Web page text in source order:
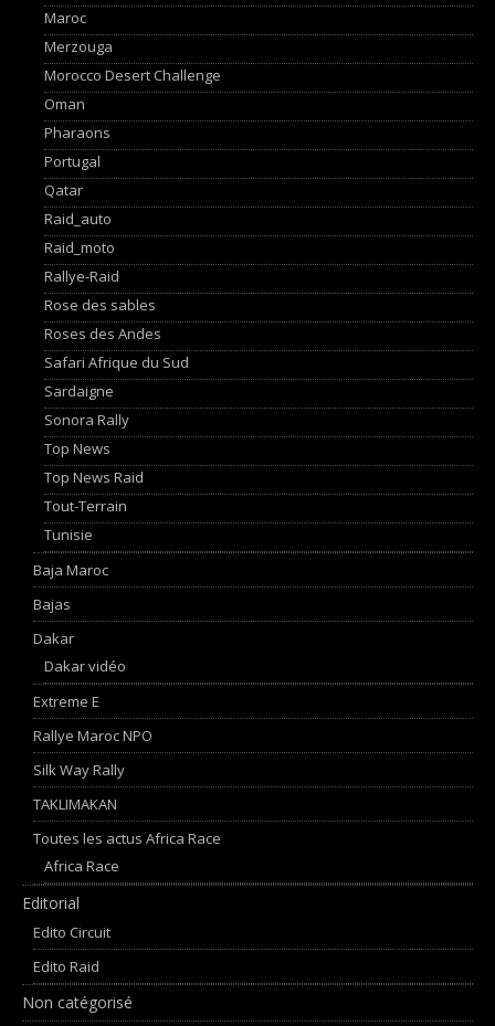
Maroc
Merzouga
Morocco Desert Challenge
Oman
Pharaons
Portugal
Qatar
Raid_auto
Raid_moto
Rallye-Raid
Rose des sables
Roses des Andes
Safari Afrique du Sud
Sardaigne
Sonora Rally
Top News
Top News Raid
Tout-Terrain
Tunisie
Baja Maroc
Bajas
Dakar
Dakar vidéo
Extreme E
Rallye Maroc NPO
Silk Way Rally
TAKLIMAKAN
Toutes les actus Africa Race
Africa Race
Editorial
Edito Circuit
Edito Raid
Non catégorisé